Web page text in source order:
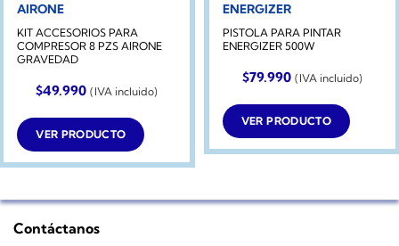
AIRONE
KIT ACCESORIOS PARA
COMPRESOR 8 PZS AIRONE
GRAVEDAD
$49.990 (IVA incluido)
VER PRODUCTO
ENERGIZER
PISTOLA PARA PINTAR
ENERGIZER 500W
$79.990 (IVA incluido)
VER PRODUCTO
Contáctanos